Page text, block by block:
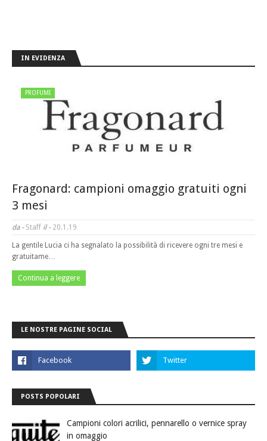
IN EVIDENZA
PROFUMI
Fragonard: campioni omaggio gratuiti ogni
3 mesi
da - Staff il - 20.1.19
La gentile Lucia ci ha segnalato la possibilità di ricevere ogni tre mesi e
gratuitame…
Continua a leggere
LE NOSTRE PAGINE SOCIAL
POSTS POPOLARI
Campioni colori acrilici, pennarello o vernice spray
in omaggio